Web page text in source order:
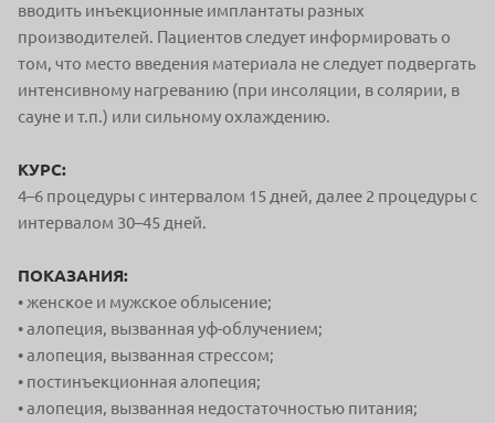
вводить инъекционные имплантаты разных
производителей. Пациентов следует информировать о
том, что место введения материала не следует подвергать
интенсивному нагреванию (при инсоляции, в солярии, в
сауне и т.п.) или сильному охлаждению.
КУРС:
4–6 процедуры с интервалом 15 дней, далее 2 процедуры с
интервалом 30–45 дней.
ПОКАЗАНИЯ:
• женское и мужское облысение;
• алопеция, вызванная уф-облучением;
• алопеция, вызванная стрессом;
• постинъекционная алопеция;
• алопеция, вызванная недостаточностью питания;